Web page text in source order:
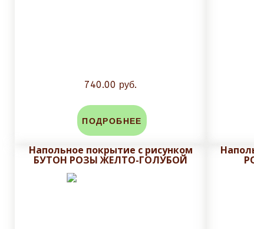
740.00 руб.
ПОДРОБНЕЕ
Напольное покрытие с рисунком
БУТОН РОЗЫ ЖЕЛТО-ГОЛУБОЙ